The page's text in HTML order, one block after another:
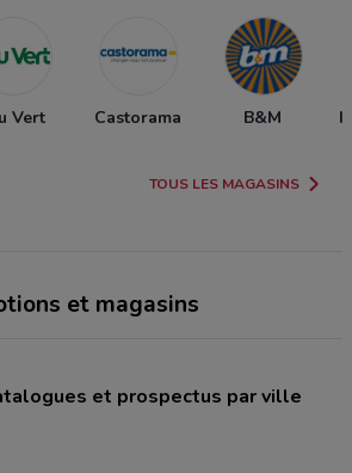
Vert Castorama B&M
TOUS LES MAGASINS
et magasins
et prospectus par ville